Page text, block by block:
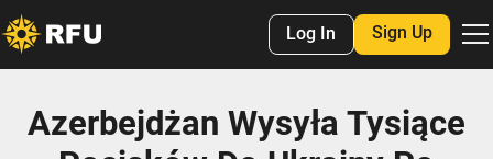
Log In Sign Up
Azerbejdżan Wysyła Tysiące